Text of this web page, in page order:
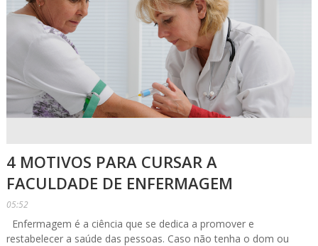
4 MOTIVOS PARA CURSAR A
FACULDADE DE ENFERMAGEM
05:52
Enfermagem é a ciência que se dedica a promover e
restabelecer a saúde das pessoas. Caso não tenha o dom ou